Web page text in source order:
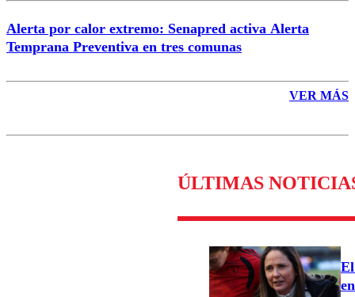
Alerta por calor extremo: Senapred activa Alerta
Temprana Preventiva en tres comunas
VER MÁS
ÚLTIMAS